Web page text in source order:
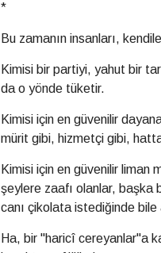
*
Bu zamanın insanları,
Kimisi bir partiyi, yahut bir
da o yönde tüketir.
Kimisi için en güvenilir
mürit gibi, hizmetçi gibi,
Kimisi için en güvenilir liman
şeylere zaafı olanlar, başka
canı çikolata istediğinde bile
Ha, bir "haricî cereyanlar"a